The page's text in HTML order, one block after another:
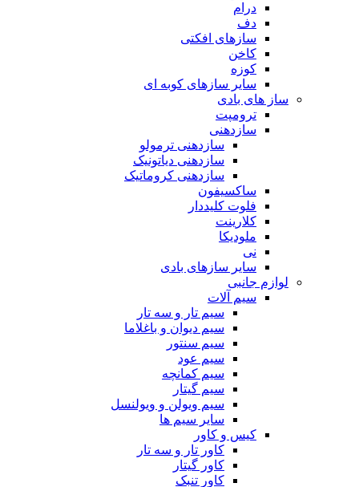
درام
دف
سازهای افکتی
کاخن
کوزه
سایر سازهای کوبه ای
ساز های بادی
ترومپت
سازدهنی
سازدهنی ترمولو
سازدهنی دیاتونیک
سازدهنی کروماتیک
ساکسیفون
فلوت کلیددار
کلارینت
ملودیکا
نی
سایر سازهای بادی
لوازم جانبی
سیم آلات
سیم تار و سه تار
سیم دیوان و باغلاما
سیم سنتور
سیم عود
سیم کمانچه
سیم گیتار
سیم ویولن و ویولنسل
سایر سیم ها
کیس و کاور
کاور تار و سه تار
کاور گیتار
کاور تنبک